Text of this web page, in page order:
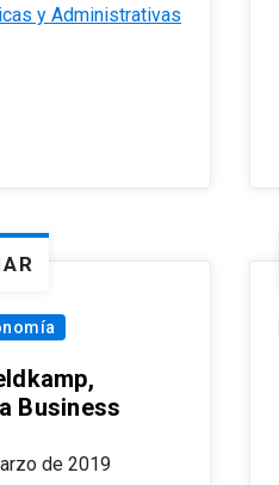
y Administrativas
Business
de 2019